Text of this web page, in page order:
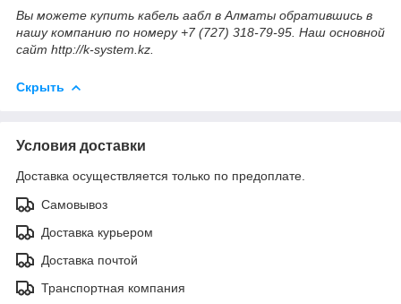
Вы можете купить кабель аабл в Алматы обратившись в
нашу компанию по номеру +7 (727) 318-79-95. Наш основной
сайт http://k-system.kz.
Скрыть
Условия доставки
Доставка осуществляется только по предоплате.
Самовывоз
Доставка курьером
Доставка почтой
Транспортная компания